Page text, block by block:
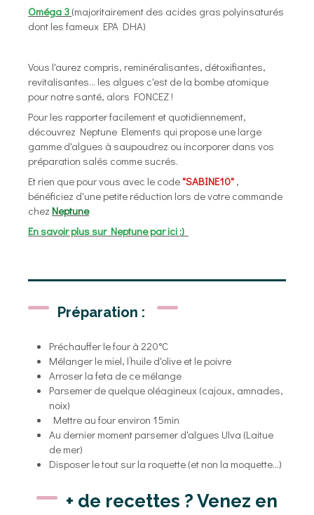
Oméga 3 (majoritairement des acides gras polyinsaturés
dont les fameux EPA DHA)
Vous l'aurez compris, reminéralisantes, détoxifiantes,
revitalisantes... les algues c'est de la bombe atomique
pour notre santé, alors FONCEZ !
Pour les rapporter facilement et quotidiennement,
découvrez Neptune Elements qui propose une large
gamme d'algues à saupoudrez ou incorporer dans vos
préparation salés comme sucrés.
Et rien que pour vous avec le code "SABINE10" ,
bénéficiez d'une petite réduction lors de votre commande
chez Neptune
En savoir plus sur Neptune par ici :)
Préparation :
Préchauffer le four à 220°C
Mélanger le miel, l’huile d'olive et le poivre
Arroser la feta de ce mélange
Parsemer de quelque oléagineux (cajoux, amnades,
noix)
Mettre au four environ 15min
Au dernier moment parsemer d'algues Ulva (Laitue
de mer)
Disposer le tout sur la roquette (et non la moquette...)
+ de recettes ? Venez en